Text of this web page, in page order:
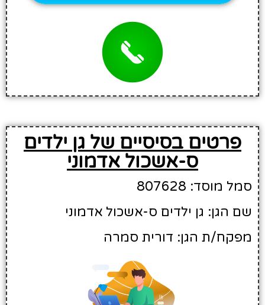
פרטים בסיסיים של גן ילדים
ס-אשכול אדמוני
סמל מוסד: 807628
שם הגן: גן ילדים ס-אשכול אדמוני
מפקח/ת הגן: דורית סמרה